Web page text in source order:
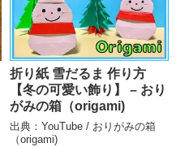
折り紙 雪だるま 作り方
【冬の可愛い飾り】 – おり
がみの箱（origami)
出典：YouTube / おりがみの箱
（origami)